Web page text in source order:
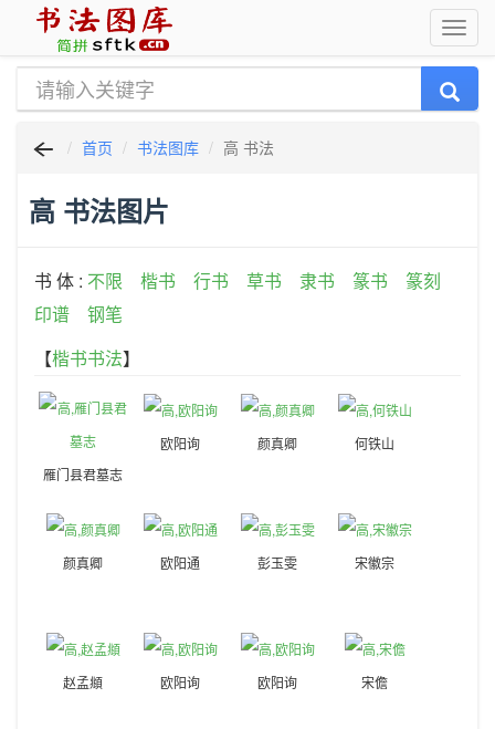
首页 书法图库 高 书法
高 书法图片
书 体 : 不限 楷书 行书 草书 隶书 篆书
篆刻
印谱
钢笔
【楷书书法】
雁门县君墓志
欧阳询 颜真卿 何铁山
颜真卿 欧阳通 彭玉雯 宋徽宗
赵孟頫 欧阳询 欧阳询 宋儋